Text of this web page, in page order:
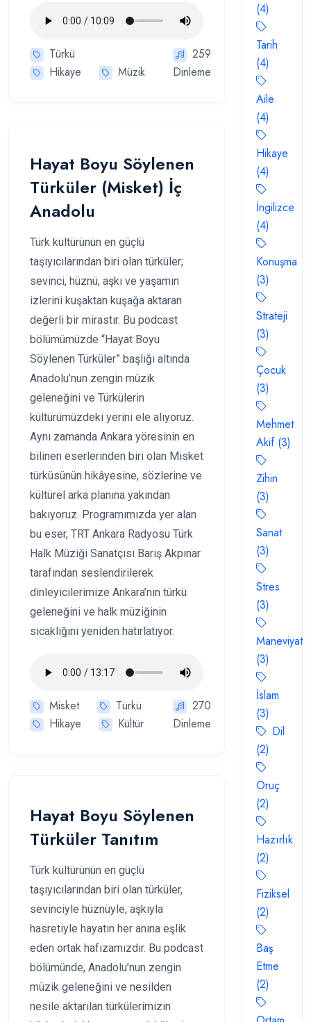
Türkü
Hikaye
Müzik
259
Dinleme
Hayat Boyu Söylenen
Türküler (Misket) İç
Anadolu
Türk kültürünün en güçlü
taşıyıcılarından biri olan türküler;
sevinci, hüznü, aşkı ve yaşamın
izlerini kuşaktan kuşağa aktaran
değerli bir mirastır. Bu podcast
bölümümüzde “Hayat Boyu
Söylenen Türküler” başlığı altında
Anadolu’nun zengin müzik
geleneğini ve Türkülerin
kültürümüzdeki yerini ele alıyoruz.
Aynı zamanda Ankara yöresinin en
bilinen eserlerinden biri olan Misket
türküsünün hikâyesine, sözlerine ve
kültürel arka planına yakından
bakıyoruz. Programımızda yer alan
bu eser, TRT Ankara Radyosu Türk
Halk Müziği Sanatçısı Barış Akpınar
tarafından seslendirilerek
dinleyicilerimize Ankara’nın türkü
geleneğini ve halk müziğinin
sıcaklığını yeniden hatırlatıyor.
Misket
Türkü
Hikaye
Kültür
270
Dinleme
Hayat Boyu Söylenen
Türküler Tanıtım
Türk kültürünün en güçlü
taşıyıcılarından biri olan türküler,
sevinciyle hüznüyle, aşkıyla
hasretiyle hayatın her anına eşlik
eden ortak hafızamızdır. Bu podcast
bölümünde, Anadolu’nun zengin
müzik geleneğini ve nesilden
nesile aktarılan türkülerimizin
(4)
Tarih
(4)
Aile
(4)
Hikaye
(4)
İngilizce
(4)
Konuşma
(3)
Strateji
(3)
Çocuk
(3)
Mehmet
Akif (3)
Zihin
(3)
Sanat
(3)
Stres
(3)
Maneviyat
(3)
İslam
(3)
Dil
(2)
Oruç
(2)
Hazırlık
(2)
Fiziksel
(2)
Baş
Etme
(2)